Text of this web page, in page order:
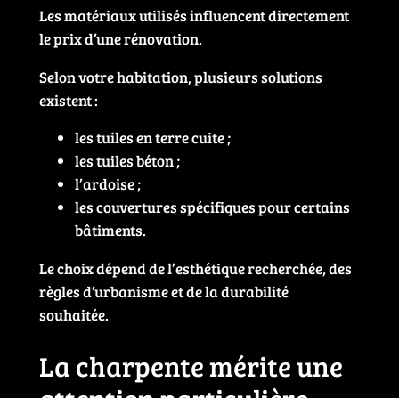
Les matériaux utilisés influencent directement
le prix d’une rénovation.
Selon votre habitation, plusieurs solutions
existent :
les tuiles en terre cuite ;
les tuiles béton ;
l’ardoise ;
les couvertures spécifiques pour certains
bâtiments.
Le choix dépend de l’esthétique recherchée, des
règles d’urbanisme et de la durabilité
souhaitée.
La charpente mérite une